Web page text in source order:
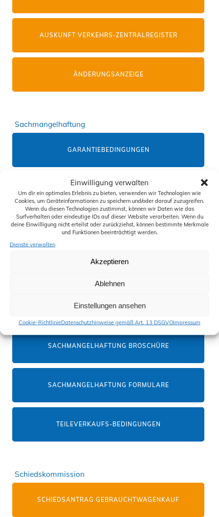
Einwilligung verwalten
Um dir ein optimales Erlebnis zu bieten, verwenden wir Technologien wie
Cookies, um Geräteinformationen zu speichern und/oder darauf zuzugreifen.
Wenn du diesen Technologien zustimmst, können wir Daten wie das
Surfverhalten oder eindeutige IDs auf dieser Website verarbeiten. Wenn du
deine Einwilligung nicht erteilst oder zurückziehst, können bestimmte Merkmale
und Funktionen beeinträchtigt werden.
Dienste verwalten
Akzeptieren
Ablehnen
Einstellungen ansehen
Cookie-RichtlinieDatenschutzhinweise gemäß Art. 13 DSGVOImpressum
AUSKUNFT VERKEHRS-ZENTRALREGISTER
ÄNDERUNGSANZEIGE
Sachmangelhaftung
GARANTIEBEDINGUNGEN
GEBRAUCHTWAGEN-VERKAUFS-BEDINGUNGEN
KFZ-REPARATUR-BEDINGUNGEN
NEUWAGEN-VERKAUFS-BEDINGUNGEN
REPARATURKOSTENÜBERNAHME
SACHMANGELHAFTUNG BROSCHÜRE
SACHMANGELHAFTUNG FORMULARE
TEILEVERKAUFS-BEDINGUNGEN
Schiedskommission
SCHIEDSANTRAG GEBRAUCHTWAGENKAUF